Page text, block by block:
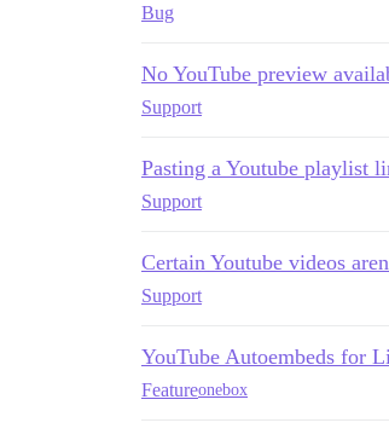
Bug
No YouTube preview
Support
Pasting a Youtube playlist
Support
Certain Youtube videos
Support
YouTube Autoembeds for
Featureonebox